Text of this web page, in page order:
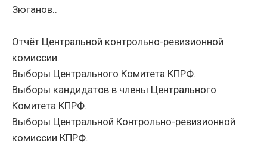
Зюганов..
Отчёт Центральной контрольно-ревизионной
комиссии.
Выборы Центрального Комитета КПРФ.
Выборы кандидатов в члены Центрального
Комитета КПРФ.
Выборы Центральной Контрольно-ревизионной
комиссии КПРФ.